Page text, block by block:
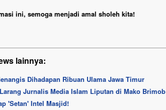
ini, semoga menjadi amal sholeh kita!
lainnya:
Dihadapan Ribuan Ulama Jawa Timur
Jurnalis Media Islam Liputan di Mako Brimob
'Setan' Intel Masjid!